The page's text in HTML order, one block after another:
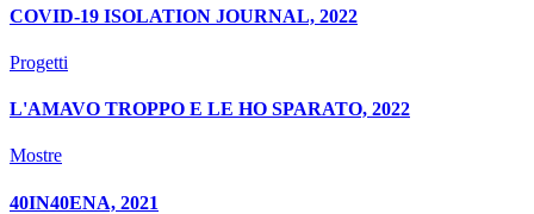
COVID-19 ISOLATION JOURNAL, 2022
Progetti
L'AMAVO TROPPO E LE HO SPARATO, 2022
Mostre
40IN40ENA, 2021